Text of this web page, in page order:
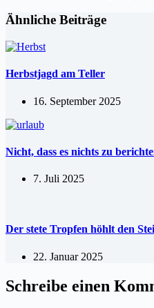
Ähnliche Beiträge
Herbstjagd am Teller
16. September 2025
Nicht, dass es nichts zu
7. Juli 2025
Der stete Tropfen höhlt den
22. Januar 2025
Schreibe einen